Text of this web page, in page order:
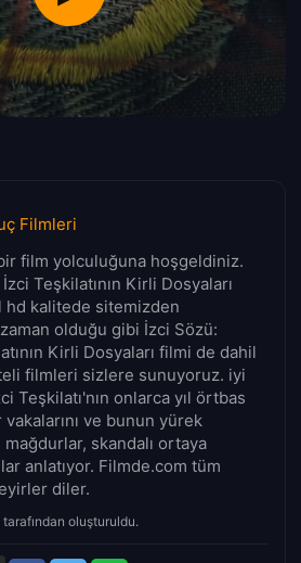
Filmleri
film yolculuğuna hoşgeldiniz.
Teşkilatının Kirli Dosyaları
hd kalitede sitemizden
olduğu gibi İzci Sözü:
Kirli Dosyaları filmi de dahil
filmleri sizlere sunuyoruz. iyi
Teşkilatı'nın onlarca yıl örtbas
ve bunun yürek
mağdurlar, skandalı ortaya
anlatıyor. Filmde.com tüm
diler.
tarafından oluşturuldu.